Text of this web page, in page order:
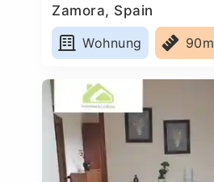
Zamora, Spain
Wohnung